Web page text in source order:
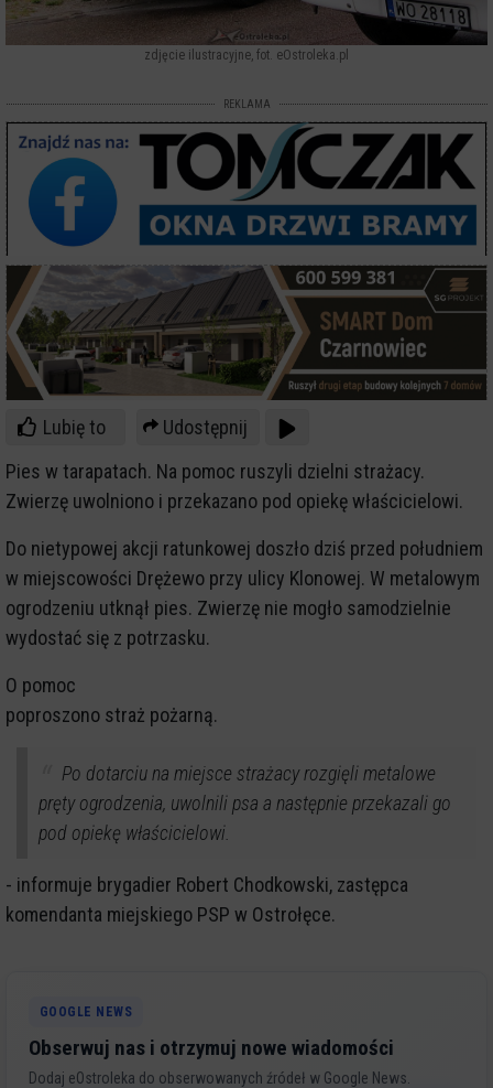
zdjęcie ilustracyjne, fot. eOstroleka.pl
REKLAMA
Lubię to
Udostępnij
Pies w tarapatach. Na pomoc ruszyli dzielni strażacy.
Zwierzę uwolniono i przekazano pod opiekę właścicielowi.
Do nietypowej akcji ratunkowej doszło dziś przed południem
w miejscowości Drężewo przy ulicy Klonowej. W metalowym
ogrodzeniu utknął pies. Zwierzę nie mogło samodzielnie
wydostać się z potrzasku.
O pomoc
poproszono straż pożarną.
Po dotarciu na miejsce strażacy rozgięli metalowe
pręty ogrodzenia, uwolnili psa a następnie przekazali go
pod opiekę właścicielowi.
- informuje brygadier Robert Chodkowski, zastępca
komendanta miejskiego PSP w Ostrołęce.
GOOGLE NEWS
Obserwuj nas i otrzymuj nowe wiadomości
Dodaj eOstroleka do obserwowanych źródeł w Google News.